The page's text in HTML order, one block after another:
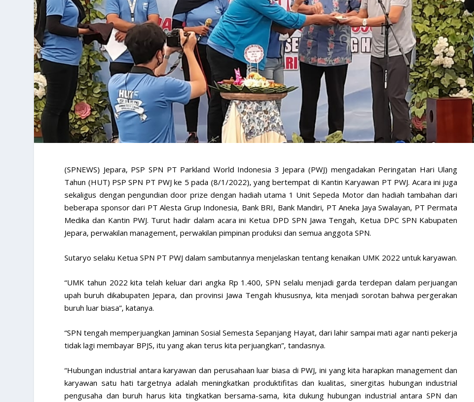
(SPNEWS) Jepara, PSP SPN PT Parkland World Indonesia 3 Jepara (PWJ) mengadakan Peringatan Hari Ulang
Tahun (HUT) PSP SPN PT PWJ ke 5 pada (8/1/2022), yang bertempat di Kantin Karyawan PT PWJ. Acara ini juga
sekaligus dengan pengundian door prize dengan hadiah utama 1 Unit Sepeda Motor dan hadiah tambahan dari
beberapa sponsor dari PT Alesta Grup Indonesia, Bank BRI, Bank Mandiri, PT Aneka Jaya Swalayan, PT Permata
Medika dan Kantin PWJ. Turut hadir dalam acara ini Ketua DPD SPN Jawa Tengah, Ketua DPC SPN Kabupaten
Jepara, perwakilan management, perwakilan pimpinan produksi dan semua anggota SPN.
Sutaryo selaku Ketua SPN PT PWJ dalam sambutannya menjelaskan tentang kenaikan UMK 2022 untuk karyawan.
“UMK tahun 2022 kita telah keluar dari angka Rp 1.400, SPN selalu menjadi garda terdepan dalam perjuangan
upah buruh dikabupaten Jepara, dan provinsi Jawa Tengah khususnya, kita menjadi sorotan bahwa pergerakan
buruh luar biasa”, katanya.
“SPN tengah memperjuangkan Jaminan Sosial Semesta Sepanjang Hayat, dari lahir sampai mati agar nanti pekerja
tidak lagi membayar BPJS, itu yang akan terus kita perjuangkan”, tandasnya.
“Hubungan industrial antara karyawan dan perusahaan luar biasa di PWJ, ini yang kita harapkan management dan
karyawan satu hati targetnya adalah meningkatkan produktifitas dan kualitas, sinergitas hubungan industrial
pengusaha dan buruh harus kita tingkatkan bersama-sama, kita dukung hubungan industrial antara SPN dan